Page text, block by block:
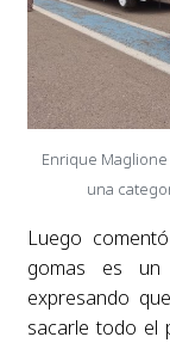
Enrique
una
Luego
gomas es
expresando
sacarle todo el